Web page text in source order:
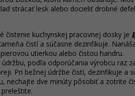
strácať lesk alebo docieliť drobné
čistenie kuchynskej pracovnej dosky je
čistí a súčasne dezinfikuje.
utierkou alebo čistou handru.
podľa odporúčania výrobcu raz
Pri bežnej údržbe čistí, dezinfikuje a
nechajte dve minúty pôsobiť a zotrite